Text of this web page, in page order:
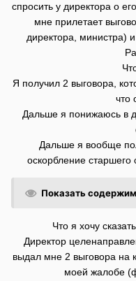
спросить у директора о
мне прилетает
директора, министра)
Я получил 2 выговора,
что
Дальше я понижаюсь в
Дальше я вообще
оскорбление старшего
Показать
Что я хочу
Директор
выдал мне 2 выговора на
моей жалобе